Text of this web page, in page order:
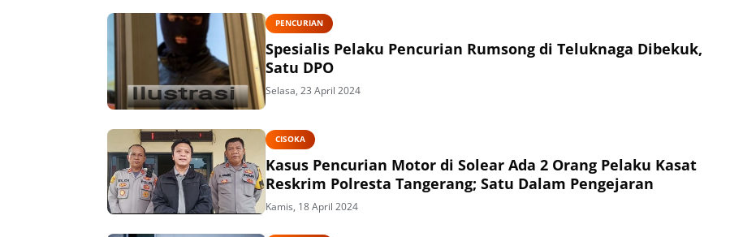
PENCURIAN
Spesialis Pelaku Pencurian Rumsong di Teluknaga Dibekuk,
Satu DPO
Selasa, 23 April 2024
CISOKA
Kasus Pencurian Motor di Solear Ada 2 Orang Pelaku Kasat
Reskrim Polresta Tangerang; Satu Dalam Pengejaran
Kamis, 18 April 2024